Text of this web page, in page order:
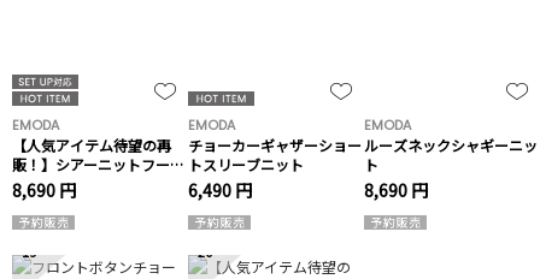
EMODA
【人気アイテム待望の再
販！】シアーニットフーデ
ィ
8,690 円
EMODA
チョーカーギャザーショー
トスリーブニット
6,490 円
EMODA
ルーズネックシャギーニッ
ト
8,690 円
19 20